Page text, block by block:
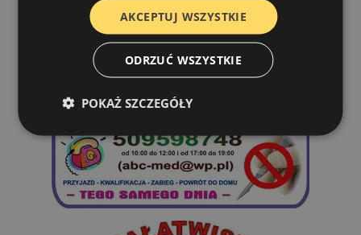
AKCEPTUJ WSZYSTKIE
ODRZUĆ WSZYSTKIE
POKAŻ SZCZEGÓŁY